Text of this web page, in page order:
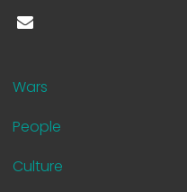
Wars
People
Culture